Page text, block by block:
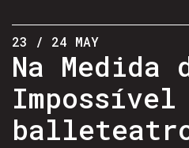
23 / 24 MAY
Na Medida